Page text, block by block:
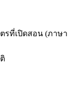
รที่เปิดสอน (ภาษา